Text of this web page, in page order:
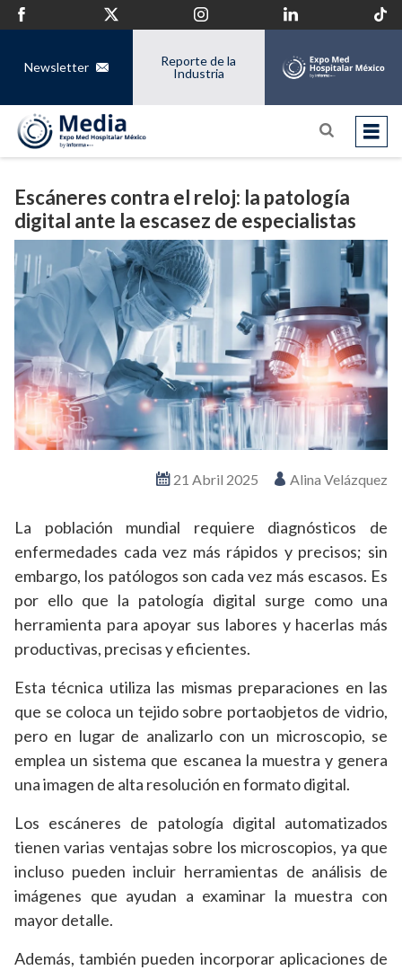
Newsletter
Reporte de la
Industria
Escáneres contra el reloj: la patología
digital ante la escasez de especialistas
21 Abril 2025 Alina Velázquez
La población mundial requiere diagnósticos de
enfermedades cada vez más rápidos y precisos; sin
embargo, los patólogos son cada vez más escasos. Es
por ello que la patología digital surge como una
herramienta para apoyar sus labores y hacerlas más
productivas, precisas y eficientes.
Esta técnica utiliza las mismas preparaciones en las
que se coloca un tejido sobre portaobjetos de vidrio,
pero en lugar de analizarlo con un microscopio, se
emplea un sistema que escanea la muestra y genera
una imagen de alta resolución en formato digital.
Los escáneres de patología digital automatizados
tienen varias ventajas sobre los microscopios, ya que
incluso pueden incluir herramientas de análisis de
imágenes que ayudan a examinar la muestra con
mayor detalle.
Además, también pueden incorporar aplicaciones de